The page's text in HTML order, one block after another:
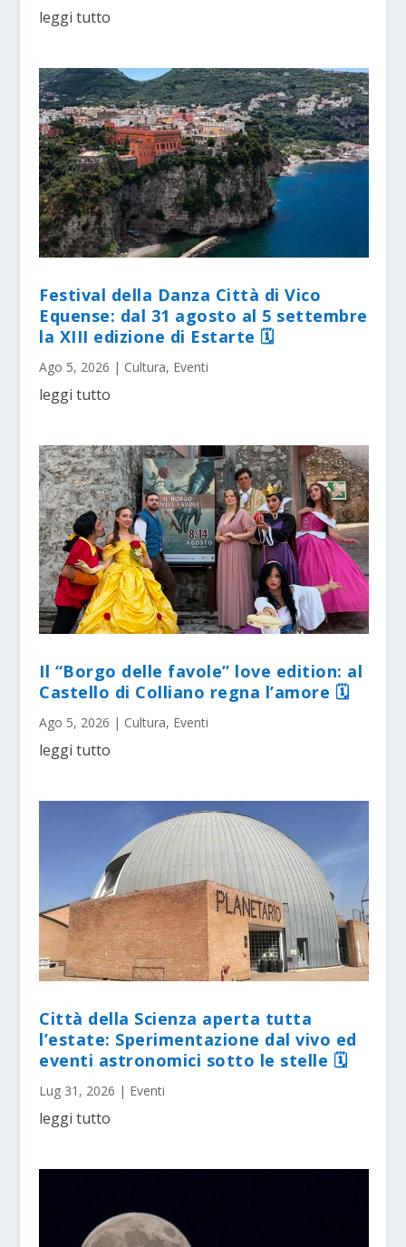
leggi tutto
Festival della Danza Città di Vico
Equense: dal 31 agosto al 5 settembre
la XIII edizione di Estarte 🗓
Ago 5, 2026 | Cultura, Eventi
leggi tutto
Il “Borgo delle favole” love edition: al
Castello di Colliano regna l’amore 🗓
Ago 5, 2026 | Cultura, Eventi
leggi tutto
Città della Scienza aperta tutta
l’estate: Sperimentazione dal vivo ed
eventi astronomici sotto le stelle 🗓
Lug 31, 2026 | Eventi
leggi tutto